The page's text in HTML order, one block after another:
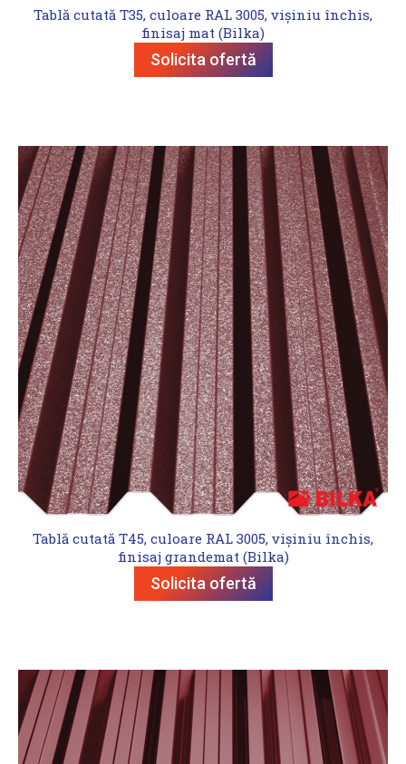
Tablă cutată T35, culoare RAL 3005, vișiniu închis,
finisaj mat (Bilka)
Solicita ofertă
Tablă cutată T45, culoare RAL 3005, vișiniu închis,
finisaj grandemat (Bilka)
Solicita ofertă